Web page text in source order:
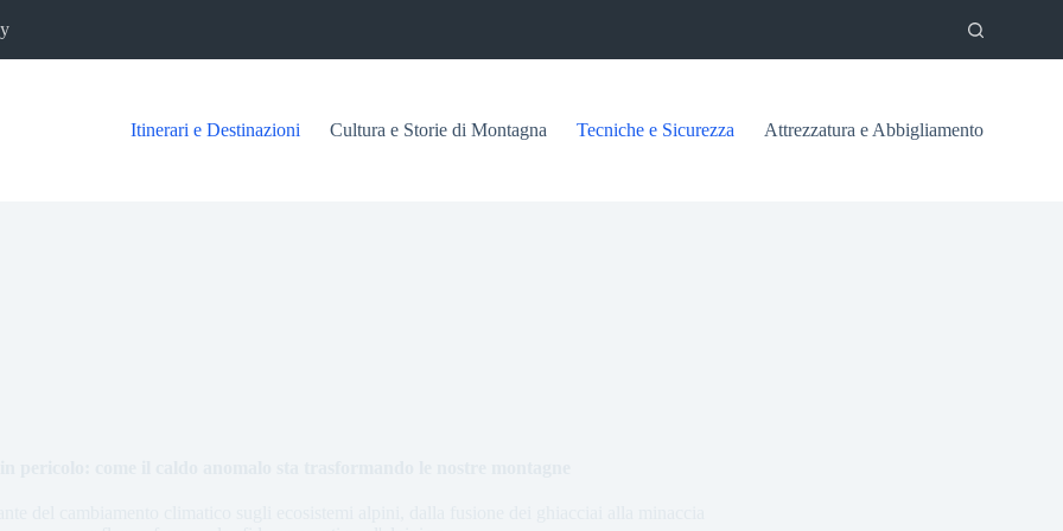
Itinerari e Destinazioni Cultura e Storie di Montagna Tecniche e Sicurezza Attrezzatura e Abbigliamento